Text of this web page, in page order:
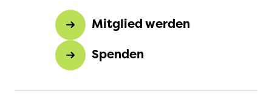
Mitglied werden
Spenden